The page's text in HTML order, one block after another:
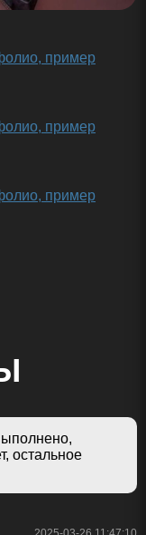
остальное